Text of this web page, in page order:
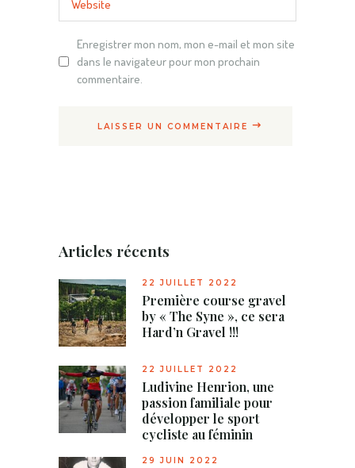
Enregistrer mon nom, mon e-mail et mon site
dans le navigateur pour mon prochain
commentaire.
LAISSER UN COMMENTAIRE
Articles récents
22 JUILLET 2022
Première course gravel
by « The Syne », ce sera
Hard’n Gravel !!!
22 JUILLET 2022
Ludivine Henrion, une
passion familiale pour
développer le sport
cycliste au féminin
29 JUIN 2022